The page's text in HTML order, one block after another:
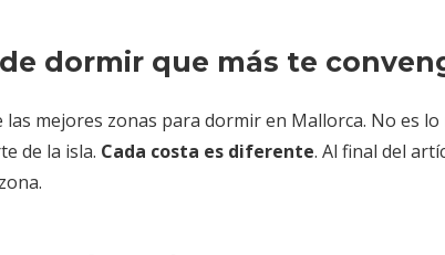
dormir que más te
las mejores zonas para dormir en Mallorca. No es
de la isla. Cada costa es diferente. Al final del